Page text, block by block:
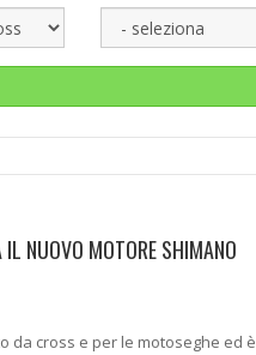
NUOVO MOTORE SHIMANO
da cross e per le motoseghe ed è